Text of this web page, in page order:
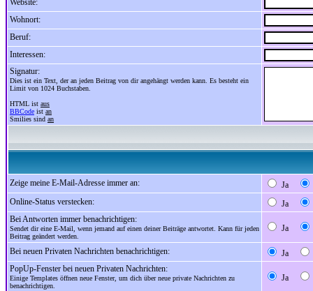
Website:
Wohnort:
Beruf:
Interessen:
Signatur:
Dies ist ein Text, der an jeden Beitrag von dir angehängt werden kann. Es besteht ein
Limit von 1024 Buchstaben.
HTML ist aus
BBCode ist an
Smilies sind an
Zeige meine E-Mail-Adresse immer an:
Ja
Online-Status verstecken:
Ja
Bei Antworten immer benachrichtigen:
Sendet dir eine E-Mail, wenn jemand auf einen deiner Beiträge antwortet. Kann für jeden
Beitrag geändert werden.
Ja
Bei neuen Privaten Nachrichten benachrichtigen:
Ja
PopUp-Fenster bei neuen Privaten Nachrichten:
Einige Templates öffnen neue Fenster, um dich über neue private Nachrichten zu
benachrichtigen.
Ja